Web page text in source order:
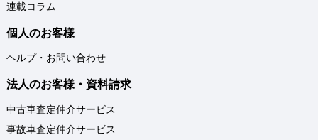
連載コラム
個人のお客様
ヘルプ・お問い合わせ
法人のお客様・資料請求
中古車査定仲介サービス
事故車査定仲介サービス